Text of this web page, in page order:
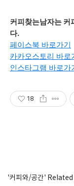
커피찾는남자는 커
다.
페이스북 바로가기
카카오스토리 바로
인스타그램 바로가
18
'커피와/공간'